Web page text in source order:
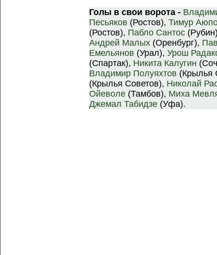
Голы в свои ворота -
Песьяков (Ростов), Тимур
(Ростов), Пабло Сантос
Андрей Малых (Оренбург),
Емельянов (Урал), Урош
(Спартак), Никита Калугин
Владимир Полуяхтов (Крылья
(Крылья Советов), Николай
Ойеволе (Тамбов), Миха
Джемал Табидзе (Уфа).